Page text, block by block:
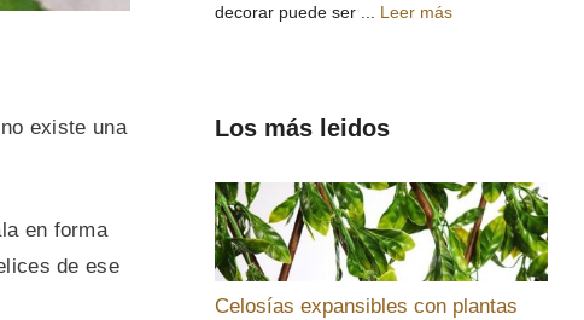
existe una
en forma
de ese
decorar puede ser ... Leer más
Los más leidos
Celosías expansibles con plantas